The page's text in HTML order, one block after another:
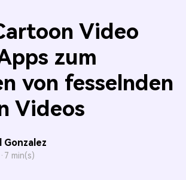
Video
zum
von fesselnden
Videos
Gonzalez
7 min(s)